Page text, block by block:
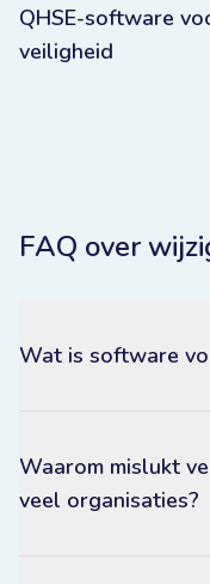
de EU ontwikkeld en
onder Europese
Je behoudt
traceerbaarheid en
omgevingen.
QHSE-software
veiligheid
FAQ over
Wat is software
Waarom mislukt
veel organisaties?